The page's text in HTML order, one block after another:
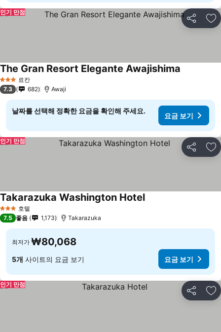
공유 즐
인기 만점
3 성급 료칸
The Gran Resort Elegante Awajishima
7.3 682 Awaji
날짜를 선택해 정확한 요금을 확인해 주세요.
요금 보기
공유 즐
인기 만점
3 성급 호텔
Takarazuka Washington Hotel
7.5 좋음 1,173 Takarazuka
최저가 ₩80,068
5개 사이트의 요금 보기 요금 보기
공유 즐
인기 만점